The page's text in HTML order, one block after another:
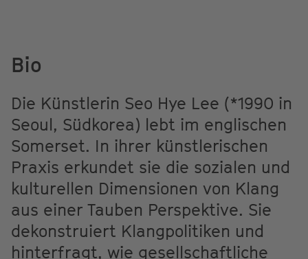
Bio
Die Künstlerin Seo Hye Lee (*1990 in
Seoul, Südkorea) lebt im englischen
Somerset. In ihrer künstlerischen
Praxis erkundet sie die sozialen und
kulturellen Dimensionen von Klang
aus einer Tauben Perspektive. Sie
dekonstruiert Klangpolitiken und
hinterfragt, wie gesellschaftliche